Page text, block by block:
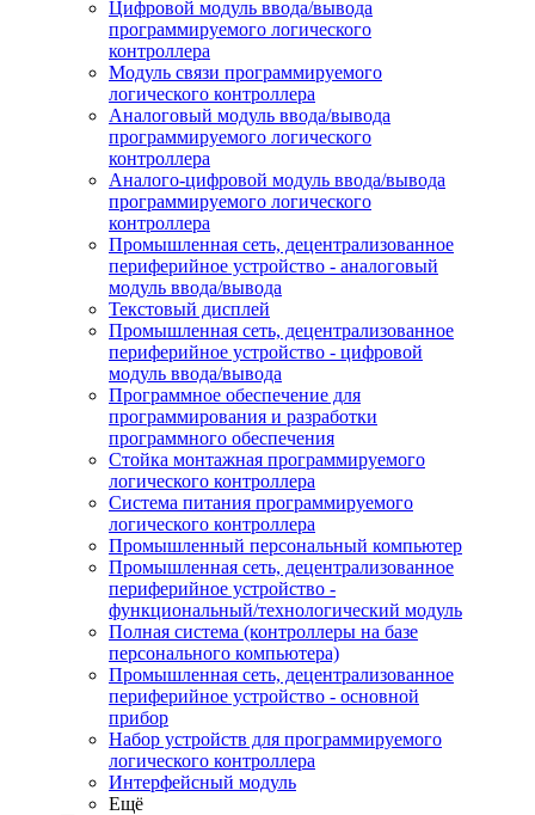
Цифровой модуль ввода/вывода
программируемого логического
контроллера
Модуль связи программируемого
логического контроллера
Аналоговый модуль ввода/вывода
программируемого логического
контроллера
Аналого-цифровой модуль ввода/вывода
программируемого логического
контроллера
Промышленная сеть, децентрализованное
периферийное устройство - аналоговый
модуль ввода/вывода
Текстовый дисплей
Промышленная сеть, децентрализованное
периферийное устройство - цифровой
модуль ввода/вывода
Программное обеспечение для
программирования и разработки
программного обеспечения
Стойка монтажная программируемого
логического контроллера
Система питания программируемого
логического контроллера
Промышленный персональный компьютер
Промышленная сеть, децентрализованное
периферийное устройство -
функциональный/технологический модуль
Полная система (контроллеры на базе
персонального компьютера)
Промышленная сеть, децентрализованное
периферийное устройство - основной
прибор
Набор устройств для программируемого
логического контроллера
Интерфейсный модуль
Ещё